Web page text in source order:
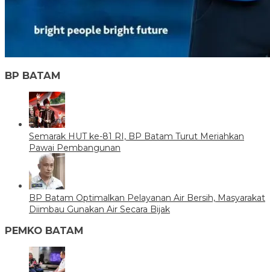
BP BATAM
Semarak HUT ke-81 RI, BP Batam Turut Meriahkan
Pawai Pembangunan
BP Batam Optimalkan Pelayanan Air Bersih, Masyarakat
Diimbau Gunakan Air Secara Bijak
PEMKO BATAM